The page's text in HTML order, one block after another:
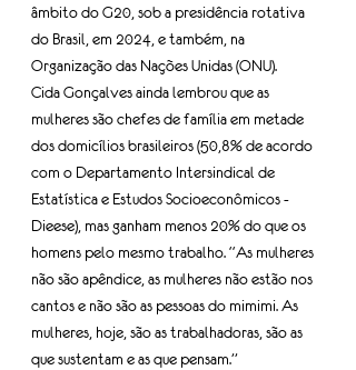
âmbito do G20, sob a presidência rotativa
do Brasil, em 2024, e também, na
Organização das Nações Unidas (ONU).
Cida Gonçalves ainda lembrou que as
mulheres são chefes de família em metade
dos domicílios brasileiros (50,8% de acordo
com o Departamento Intersindical de
Estatística e Estudos Socioeconômicos -
Dieese), mas ganham menos 20% do que os
homens pelo mesmo trabalho. “As mulheres
não são apêndice, as mulheres não estão nos
cantos e não são as pessoas do mimimi. As
mulheres, hoje, são as trabalhadoras, são as
que sustentam e as que pensam.”